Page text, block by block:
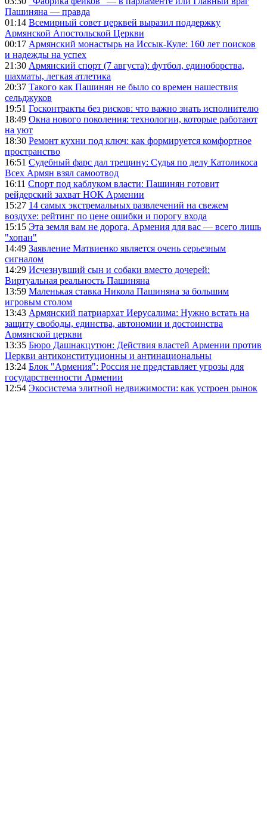
Пашиняна — правда
01:14 Всемирный совет церквей выразил поддержку
Армянской Апостольской Церкви
00:17 Армянский монастырь на Иссык-Куле: 160 лет поисков
и надежды на успех
21:30 Армянский спорт (7 августа): футбол, единоборства,
шахматы, легкая атлетика
20:37 Такого как Пашинян не было со времен нашествия
сельджуков
19:51 Госконтракты без рисков: что важно знать исполнителю
18:49 Окна нового поколения: технологии, которые работают
на уют
18:30 Ремонт кухни под ключ: как формируется комфортное
пространство
16:51 Судебный фарс дал трещину: Судья по делу Католикоса
Всех Армян взял самоотвод
16:11 Спорт под каблуком власти: Пашинян готовит
рейдерский захват НОК Армении
15:27 14 самых экстремальных развлечений на свежем
воздухе: рейтинг по цене ошибки и порогу входа
15:15 Эта земля вам не дорога, Армения для вас — всего лишь
"хопан"
14:49 Заявление Матвиенко является очень серьезным
сигналом
14:29 Исчезнувший сын и собаки вместо дочерей:
Виртуальная реальность Пашиняна
13:59 Маленькая ставка Никола Пашиняна за большим
игровым столом
13:43 Армянский патриархат Иерусалима: Нужно встать на
защиту свободы, единства, автономии и достоинства
Армянской церкви
13:35 Бюро Дашнакцутюн: Действия властей Армении против
Церкви антиконституционны и антинациональны
13:24 Блок "Армения": Россия не представляет угрозы для
государственности Армении
12:54 Экосистема элитной недвижимости: как устроен рынок